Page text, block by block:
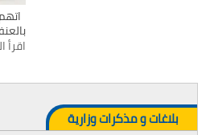
اقرأ
بلاغات و مذكرات وزارية